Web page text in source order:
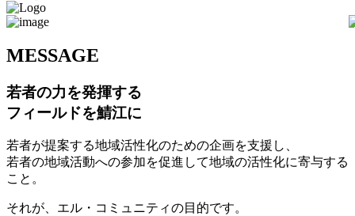
MESSAGE
若者の力を発揮する
フィールドを鯖江に
若者が提案する地域活性化のための企画を支援し、
若者の地域活動への参加を促進して地域の活性化に寄与する
こと。
それが、エル・コミュニティの目的です。